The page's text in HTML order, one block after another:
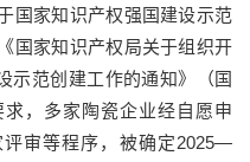
国家知识产权强国建设示范
国家知识产权局关于组织开
示范创建工作的通知》（国
，多家陶瓷企业经自愿申
审等程序，被确定2025—